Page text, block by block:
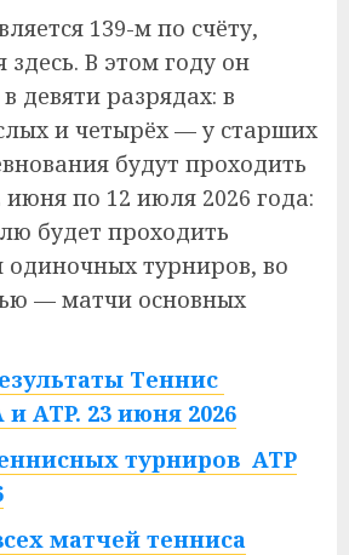
139-м по счёту,
В этом году он
девяти разрядах: в
и четырёх — у старших
будут проходить
июня по 12 июля 2026 года:
будет проходить
турниров, во
— матчи основных
Теннис
ATP. 23 июня 2026
турниров ATP
матчей тенниса